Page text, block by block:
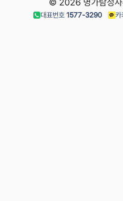
© 2026 명가탐정
대표번호 1577-3290 카